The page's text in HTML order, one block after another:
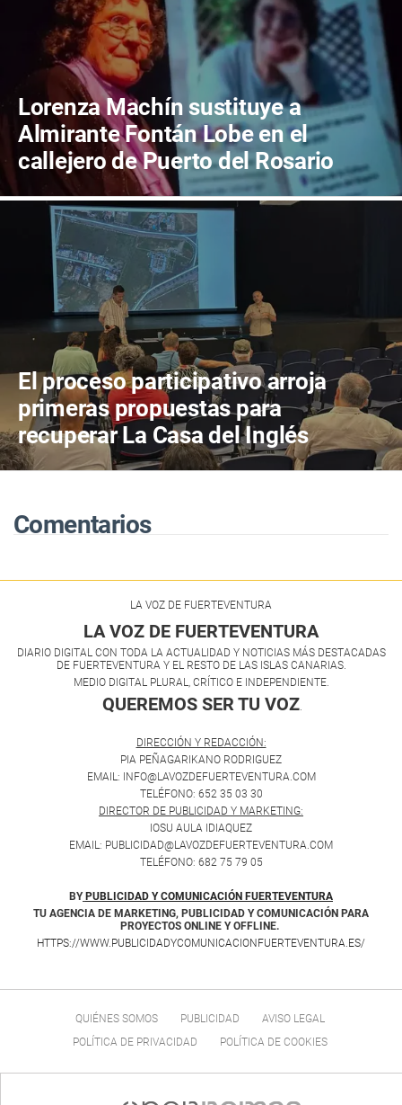
Lorenza Machín sustituye a
Almirante Fontán Lobe en el
callejero de Puerto del Rosario
El proceso participativo arroja
primeras propuestas para
recuperar La Casa del Inglés
Comentarios
LA VOZ DE FUERTEVENTURA
LA VOZ DE FUERTEVENTURA
DIARIO DIGITAL CON TODA LA ACTUALIDAD Y NOTICIAS MÁS DESTACADAS
DE FUERTEVENTURA Y EL RESTO DE LAS ISLAS CANARIAS.
MEDIO DIGITAL PLURAL, CRÍTICO E INDEPENDIENTE.
QUEREMOS SER TU VOZ.
DIRECCIÓN Y REDACCIÓN:
PIA PEÑAGARIKANO RODRIGUEZ
EMAIL: INFO@LAVOZDEFUERTEVENTURA.COM
TELÉFONO: 652 35 03 30
DIRECTOR DE PUBLICIDAD Y MARKETING:
IOSU AULA IDIAQUEZ
EMAIL: PUBLICIDAD@LAVOZDEFUERTEVENTURA.COM
TELÉFONO: 682 75 79 05
BY PUBLICIDAD Y COMUNICACIÓN FUERTEVENTURA
TU AGENCIA DE MARKETING, PUBLICIDAD Y COMUNICACIÓN PARA
PROYECTOS ONLINE Y OFFLINE.
HTTPS://WWW.PUBLICIDADYCOMUNICACIONFUERTEVENTURA.ES/
QUIÉNES SOMOS PUBLICIDAD
AVISO LEGAL
POLÍTICA DE PRIVACIDAD
POLÍTICA DE COOKIES